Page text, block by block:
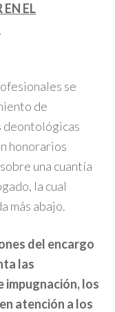
EL
se
de
deontológicas
honorarios
una cuantía
la cual
más abajo.
del encargo
las
los
atención a los